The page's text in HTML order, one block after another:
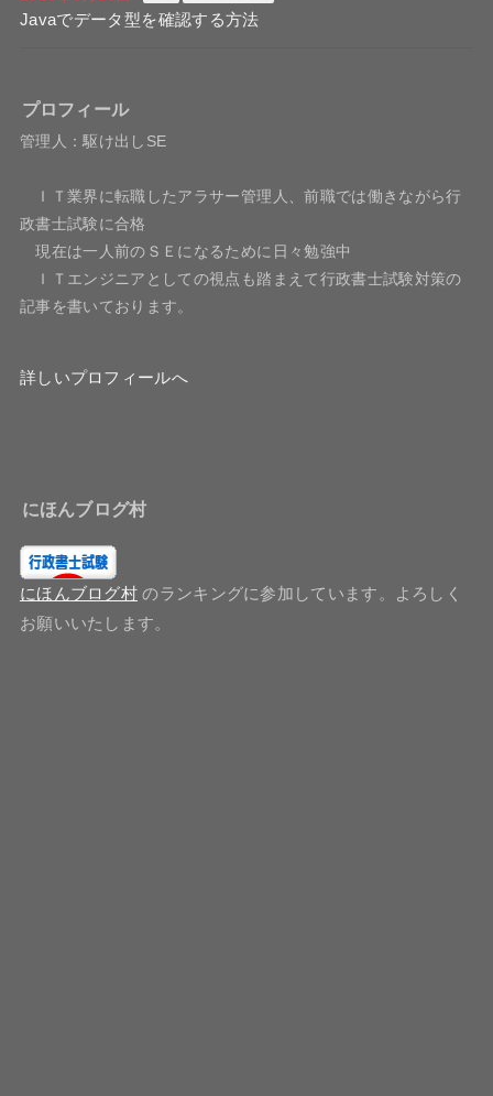
Javaでデータ型を確認する方法
プロフィール
管理人：駆け出しSE
ＩＴ業界に転職したアラサー管理人、前職では働きながら行
政書士試験に合格
現在は一人前のＳＥになるために日々勉強中
ＩＴエンジニアとしての視点も踏まえて行政書士試験対策の
記事を書いております。
詳しいプロフィールへ
にほんブログ村
にほんブログ村 のランキングに参加しています。よろしく
お願いいたします。